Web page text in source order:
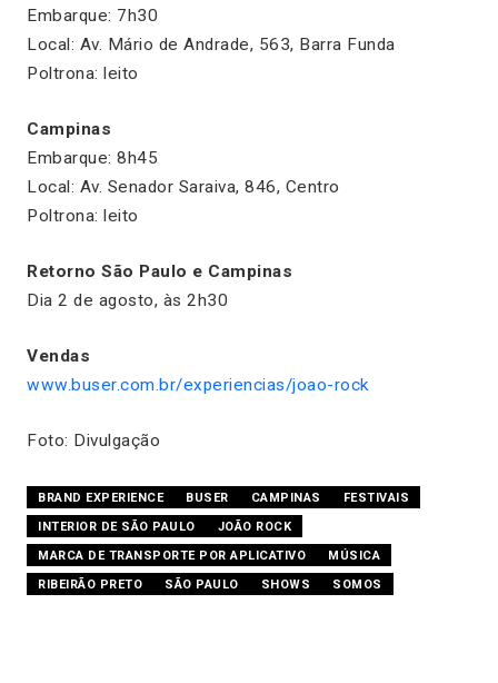
Embarque: 7h30
Local: Av. Mário de Andrade, 563, Barra Funda
Poltrona: leito
Campinas
Embarque: 8h45
Local: Av. Senador Saraiva, 846, Centro
Poltrona: leito
Retorno São Paulo e Campinas
Dia 2 de agosto, às 2h30
Vendas
www.buser.com.br/experiencias/joao-rock
Foto: Divulgação
BRAND EXPERIENCE BUSER CAMPINAS
FESTIVAIS
INTERIOR DE SÃO PAULO
JOÃO ROCK
MARCA DE TRANSPORTE POR APLICATIVO
MÚSICA
RIBEIRÃO PRETO
SÃO PAULO SHOWS SOMOS